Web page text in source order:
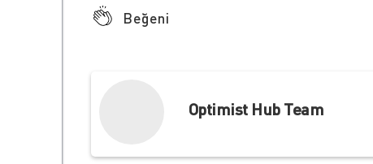
Beğeni
Optimist Hub Team